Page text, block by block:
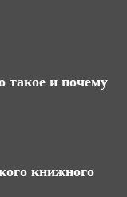
такое и почему
книжного